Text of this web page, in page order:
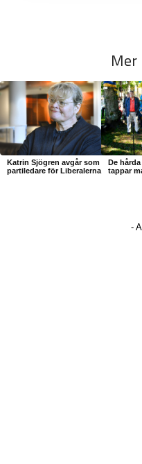
Mer
Katrin Sjögren avgår som
partiledare för Liberalerna
De
tappar